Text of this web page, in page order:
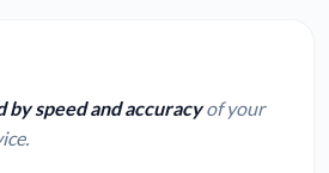
by speed and accuracyof your